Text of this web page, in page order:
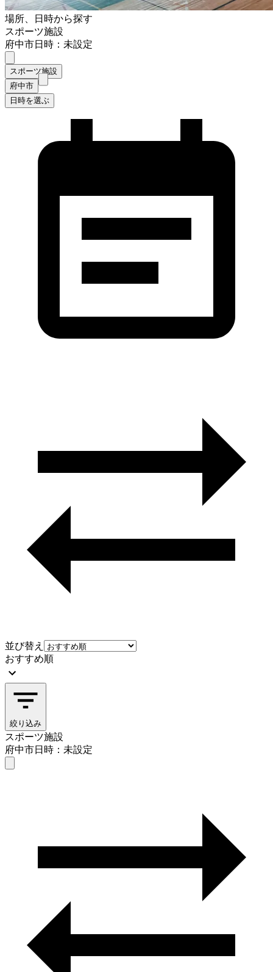
場所、日時から探す
スポーツ施設
府中市日時：未設定
スポーツ施設
府中市
日時を選ぶ
並び替え
おすすめ順
絞り込み
スポーツ施設
府中市日時：未設定